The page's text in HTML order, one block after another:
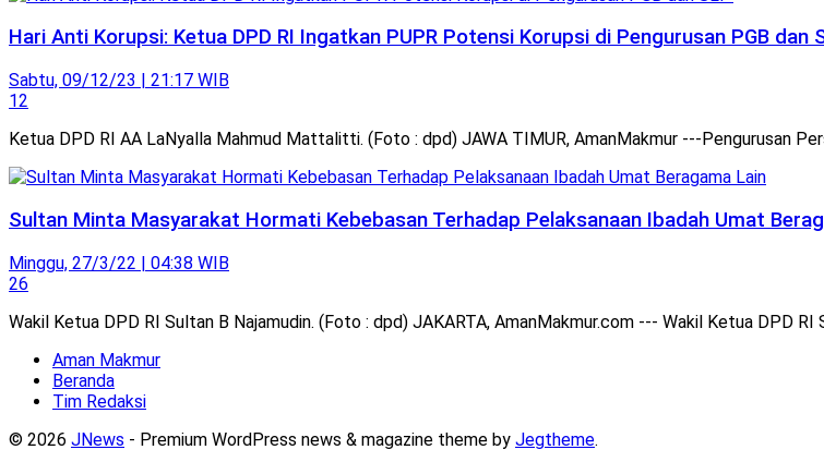
Hari Anti Korupsi: Ketua DPD RI Ingatkan PUPR Potensi Korupsi di Pengurusan PGB dan
Sabtu, 09/12/23 | 21:17 WIB
12
Ketua DPD RI AA LaNyalla Mahmud Mattalitti. (Foto : dpd) JAWA TIMUR, AmanMakmur ---Pengurusan
Sultan Minta Masyarakat Hormati Kebebasan Terhadap Pelaksanaan Ibadah Umat
Minggu, 27/3/22 | 04:38 WIB
26
Wakil Ketua DPD RI Sultan B Najamudin. (Foto : dpd) JAKARTA, AmanMakmur.com --- Wakil Ketua DPD RI
Aman Makmur
Beranda
Tim Redaksi
© 2026 JNews - Premium WordPress news & magazine theme by Jegtheme.